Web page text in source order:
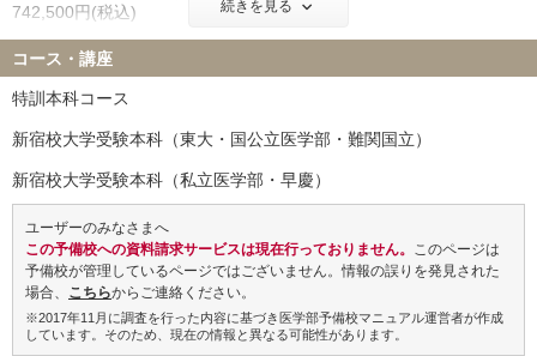
北里大学 22名
岩手医科大学 15名
獨協医科大学 13名
東京女子医科大学 11名
川崎医科大学 2名
※東進ネットワーク生（東進ハイスクール・東進衛星予備校・早稲
田塾）の現役生のみ、高3時在籍者のみの合同実績となります
742,500円(税込)
コース外受講料
■追加講習講座
1講座につき 77,000円(税込)
90分×5回＋講座修了判定テスト1回 19,250円(税込)
90分×10回＋講座修了判定テスト1回 38,500円(税込)
続きを見る
コース・講座
特訓本科コース
新宿校大学受験本科（東大・国公立医学部・難関国立）
新宿校大学受験本科（私立医学部・早慶）
ユーザーのみなさまへ
この予備校への資料請求サービスは現在行っておりません。 このページは
予備校が管理しているページではございません。情報の誤りを発見された
場合、 こちらからご連絡ください。
※2017年11月に調査を行った内容に基づき医学部予備校マニュアル運営者が作成
しています。そのため、現在の情報と異なる可能性があります。